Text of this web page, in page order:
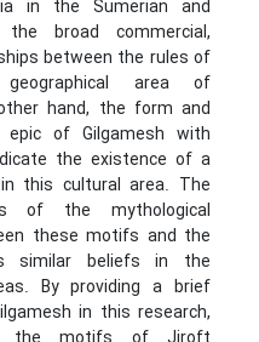
in the Sumerian and
broad commercial,
between the rules of
area of
hand, the form and
of Gilgamesh with
the existence of a
this cultural area. The
of the mythological
these motifs and the
similar beliefs in the
By providing a brief
in this research,